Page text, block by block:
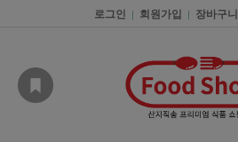
로그인 | 회원가입 | 장바구니